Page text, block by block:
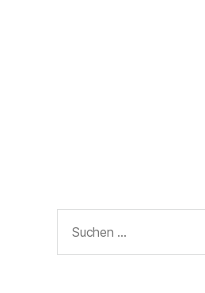
nach: